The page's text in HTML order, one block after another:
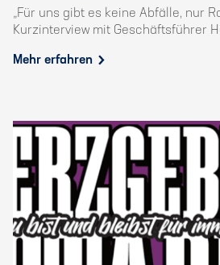
„Für uns gibt es keine Abfälle, nur
Kurzinterview mit Geschäftsführer
Mehr erfahren